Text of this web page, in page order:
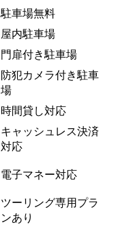
駐車場無料
屋内駐車場
門扉付き駐車場
防犯カメラ付き駐車
場
時間貸し対応
キャッシュレス決済
対応
電子マネー対応
ツーリング専用プラ
ンあり